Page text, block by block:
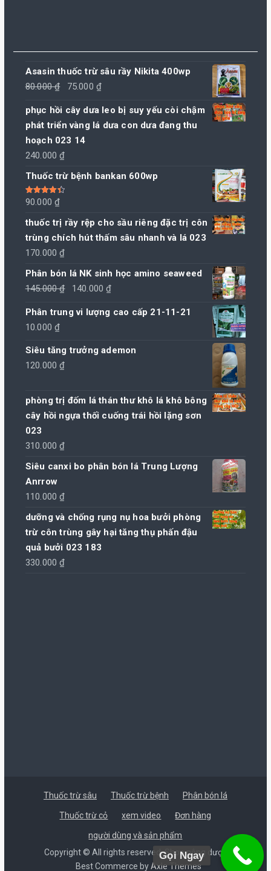
Asasin thuốc trừ sâu rầy Nikita 400wp
80.000₫
Giá
là:
80.000 ₫.
75.000 ₫
tại
là:
phục hồi cây dưa leo bị suy yếu còi chậm
phát triển vàng lá dưa con dưa đang thu
hoạch 023 14
240.000₫
Thuốc trừ bệnh bankan 600wp
Được xếp
hạng 4.50
90.000₫
thuốc trị rầy rệp cho sầu riêng đặc trị côn
trùng chích hút thấm sâu nhanh và lá 023
170.000₫
Phân bón lá NK sinh học amino seaweed
145.000₫
Giá
là:
140.000₫
tại
140.000 ₫.
Phân trung vi lượng cao cấp 21-11-21
10.000₫
Siêu tăng trưởng ademon
120.000₫
phòng trị đốm lá thán thư khô lá khô bông
cây hồi ngựa thối cuống trái hồi lặng sơn
023
310.000₫
Siêu canxi bo phân bón lá Trung Lượng
Anrrow
110.000₫
dưỡng và chống rụng nụ hoa bưởi phòng
trừ côn trùng gây hại tăng thụ phấn đậu
quả bưởi 023 183
330.000₫
Thuốc trừ sâu Thuốc trừ bệnh Phân bón lá
Thuốc trừ cỏ xem video Đơn hàng
người dùng và sản phẩm
Copyright © All rights reserved. Shop nông dược
Best Commerce byAxle Themes
Gọi Ngay